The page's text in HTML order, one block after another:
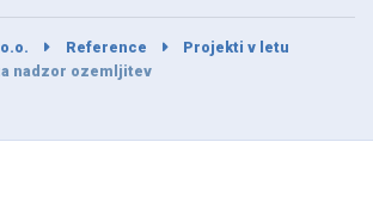
Reference
Projekti v letu
nadzor ozemljitev